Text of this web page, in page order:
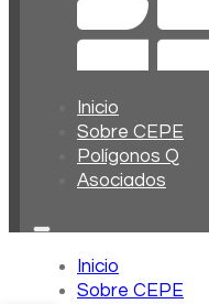
Inicio
Sobre CEPE
Polígonos Q
Asociados
Inicio
Sobre CEPE